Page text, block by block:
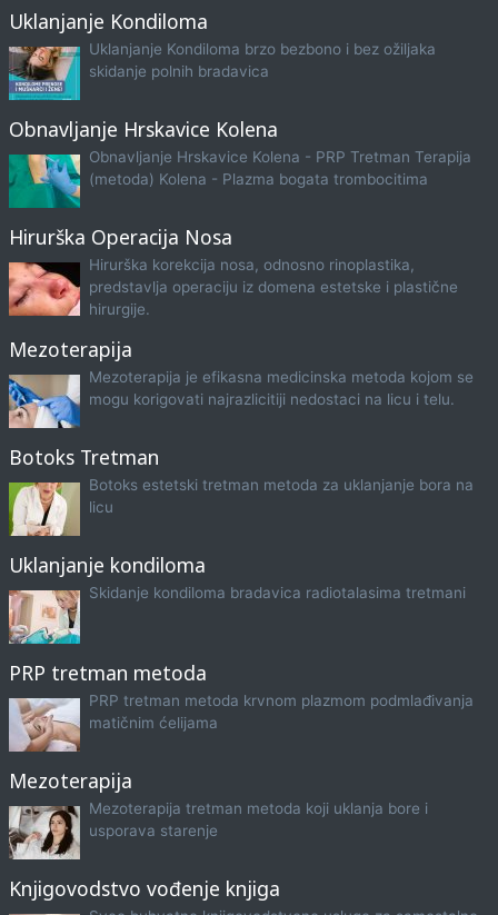
Uklanjanje Kondiloma
Uklanjanje Kondiloma brzo bezbono i bez ožiljaka
skidanje polnih bradavica
Obnavljanje Hrskavice Kolena
Obnavljanje Hrskavice Kolena - PRP Tretman Terapija
(metoda) Kolena - Plazma bogata trombocitima
Hirurška Operacija Nosa
Hirurška korekcija nosa, odnosno rinoplastika,
predstavlja operaciju iz domena estetske i plastične
hirurgije.
Mezoterapija
Mezoterapija je efikasna medicinska metoda kojom se
mogu korigovati najrazlicitiji nedostaci na licu i telu.
Botoks Tretman
Botoks estetski tretman metoda za uklanjanje bora na
licu
Uklanjanje kondiloma
Skidanje kondiloma bradavica radiotalasima tretmani
PRP tretman metoda
PRP tretman metoda krvnom plazmom podmlađivanja
matičnim ćelijama
Mezoterapija
Mezoterapija tretman metoda koji uklanja bore i
usporava starenje
Knjigovodstvo vođenje knjiga